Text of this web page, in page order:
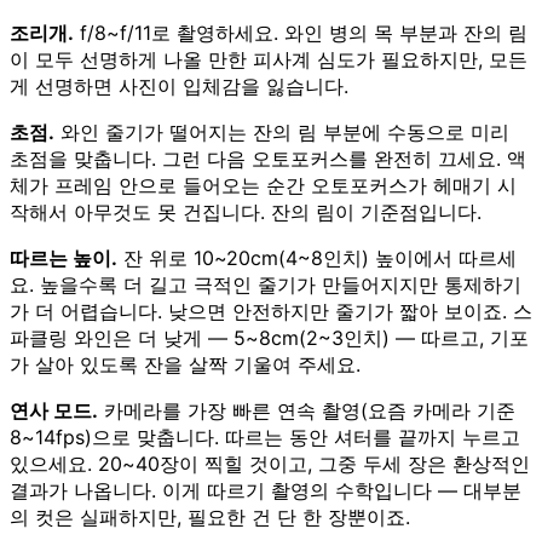
조리개. f/8~f/11로 촬영하세요. 와인 병의 목 부분과 잔의 림
이 모두 선명하게 나올 만한 피사계 심도가 필요하지만, 모든
게 선명하면 사진이 입체감을 잃습니다.
초점. 와인 줄기가 떨어지는 잔의 림 부분에 수동으로 미리
초점을 맞춥니다. 그런 다음 오토포커스를 완전히 끄세요. 액
체가 프레임 안으로 들어오는 순간 오토포커스가 헤매기 시
작해서 아무것도 못 건집니다. 잔의 림이 기준점입니다.
따르는 높이. 잔 위로 10~20cm(4~8인치) 높이에서 따르세
요. 높을수록 더 길고 극적인 줄기가 만들어지지만 통제하기
가 더 어렵습니다. 낮으면 안전하지만 줄기가 짧아 보이죠. 스
파클링 와인은 더 낮게 — 5~8cm(2~3인치) — 따르고, 기포
가 살아 있도록 잔을 살짝 기울여 주세요.
연사 모드. 카메라를 가장 빠른 연속 촬영(요즘 카메라 기준
8~14fps)으로 맞춥니다. 따르는 동안 셔터를 끝까지 누르고
있으세요. 20~40장이 찍힐 것이고, 그중 두세 장은 환상적인
결과가 나옵니다. 이게 따르기 촬영의 수학입니다 — 대부분
의 컷은 실패하지만, 필요한 건 단 한 장뿐이죠.